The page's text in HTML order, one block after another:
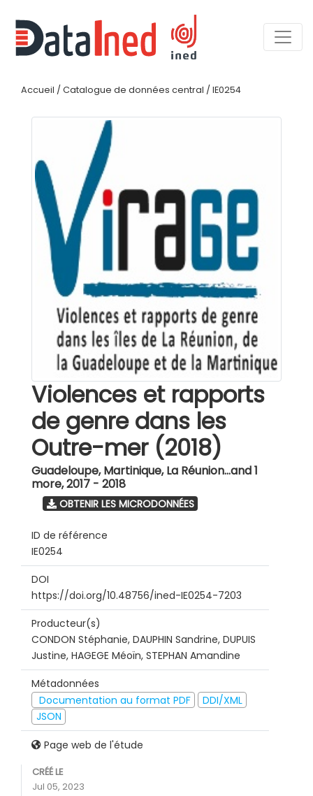
Accueil / Catalogue de données central / IE0254
Violences et rapports
de genre dans les
Outre-mer (2018)
Guadeloupe, Martinique, La Réunion...and 1
more,2017 - 2018
OBTENIR LES MICRODONNÉES
ID de référence
IE0254
DOI
https://doi.org/10.48756/ined-IE0254-7203
Producteur(s)
CONDON Stéphanie, DAUPHIN Sandrine, DUPUIS
Justine, HAGEGE Méoïn, STEPHAN Amandine
Métadonnées
Documentation au format PDF
DDI/XML
JSON
Page web de l'étude
CRÉÉ LE
Jul 05, 2023